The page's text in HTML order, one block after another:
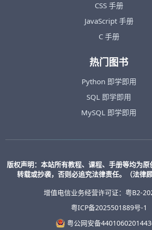
CSS 手册
JavaScript 手册
C 手册
热门图书
Python 即学即用
SQL 即学即用
MySQL 即学即用
版权声明：本站所有教程、课程、手册等均为
转载或抄袭，否则必追究法律责任。（法律
增值电信业务经营许可证：粤B2-
粤ICP备2025501889号-1
粤公网安备